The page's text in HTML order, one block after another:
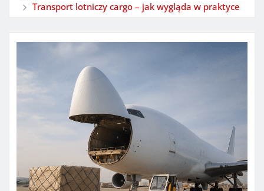
Transport lotniczy cargo – jak wygląda w praktyce